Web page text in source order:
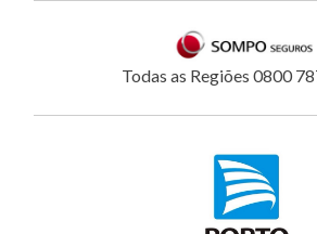
Todas as Regiões 0800